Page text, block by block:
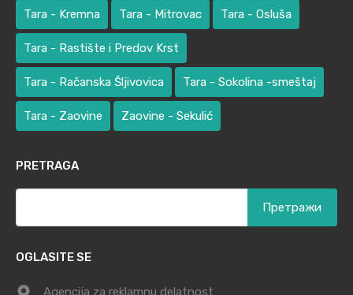
Tara - Kremna Tara - Mitrovac Tara - Osluša
Tara - Rastište i Predov Krst
Tara - Račanska Šljivovica Tara - Sokolina -smeštaj
Tara - Zaovine Zaovine - Sekulić
PRETRAGA
OGLASITE SE
Agencija za reklamnu delatnost